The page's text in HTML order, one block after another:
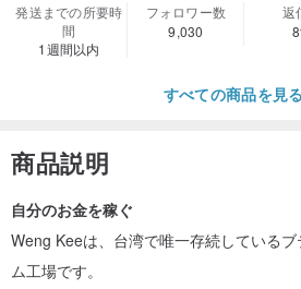
発送までの所要時
間
1週間以内
フォロワー数
9,030
返
すべての商品を見る
商品説明
自分のお金を稼ぐ
Weng Keeは、台湾で唯一存続している
ム工場です。